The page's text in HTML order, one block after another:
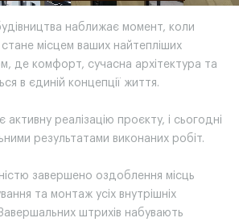
наближає момент, коли
місцем ваших найтепліших
де комфорт, сучасна архітектура та
в єдиній концепції життя.
реалізацію проєкту, і сьогодні
результатами виконаних робіт.
завершено оздоблення місць
та монтаж усіх внутрішніх
штрихів набувають